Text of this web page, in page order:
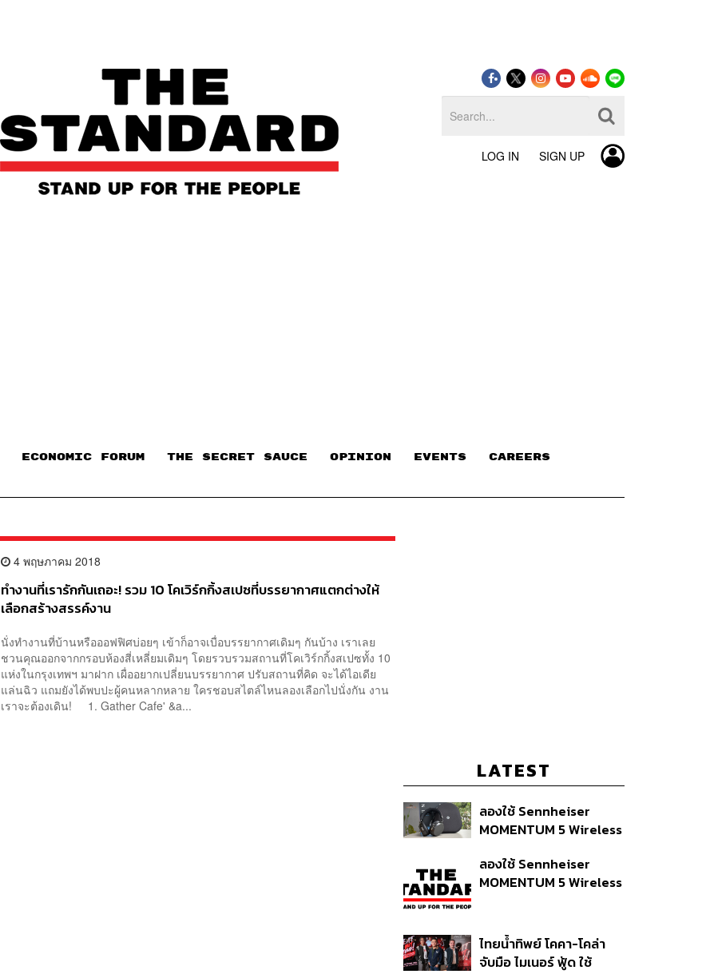
LOG IN SIGN UP
ECONOMIC FORUM THE SECRET SAUCE​ OPINION EVENTS CAREERS
4 พฤษภาคม 2018
ทำงานที่เรารักกันเถอะ! รวม 10 โคเวิร์กกิ้งสเปซที่บรรยากาศแตกต่างให้
เลือกสร้างสรรค์งาน
นั่งทำงานที่บ้านหรือออฟฟิศบ่อยๆ เข้าก็อาจเบื่อบรรยากาศเดิมๆ กันบ้าง เราเลย
ชวนคุณออกจากกรอบห้องสี่เหลี่ยมเดิมๆ โดยรวบรวมสถานที่โคเวิร์กกิ้งสเปซทั้ง 10
แห่งในกรุงเทพฯ มาฝาก เผื่ออยากเปลี่ยนบรรยากาศ ปรับสถานที่คิด จะได้ไอเดีย
แล่นฉิว แถมยังได้พบปะผู้คนหลากหลาย ใครชอบสไตล์ไหนลองเลือกไปนั่งกัน งาน
เราจะต้องเดิน! 1. Gather Cafe' &a...
LATEST
ลองใช้ Sennheiser
MOMENTUM 5 Wireless
ถอดเปลี่ยนแบตเองได้
ก่อนกฎ EU บังคับปีหน้า
ลองใช้ Sennheiser
MOMENTUM 5 Wireless
ก่อนกฎ EU บังคับปีหน้า
ไทยน้ำทิพย์ โคคา-โคล่า
จับมือ ไมเนอร์ ฟู้ด ใช้